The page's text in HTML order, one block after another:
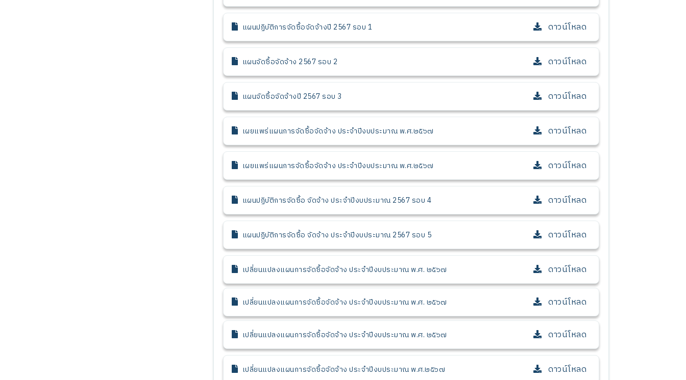
แผนปฏิบัติการจัดซื้อจัดจ้างปี 2567 รอบ 1 ดาวน์โหลด
แผนจัดซื้อจัดจ้าง 2567 รอบ 2 ดาวน์โหลด
แผนจัดซื้อจัดจ้างปี 2567 รอบ 3 ดาวน์โหลด
เผยแพร่แผนการจัดซื้อจัดจ้าง ประจำปีงบประมาณ พ.ศ.๒๕๖๗ ดาวน์โหลด
เผยแพร่แผนการจัดซื้อจัดจ้าง ประจำปีงบประมาณ พ.ศ.๒๕๖๗ ดาวน์โหลด
แผนปฏิบัติการจัดซื้อ จัดจ้าง ประจำปีงบประมาณ 2567 รอบ 4 ดาวน์โหลด
แผนปฏิบัติการจัดซื้อ จัดจ้าง ประจำปีงบประมาณ 2567 รอบ 5 ดาวน์โหลด
เปลี่ยนแปลงแผนการจัดซื้อจัดจ้าง ประจำปีงบประมาณ พ.ศ. ๒๕๖๗ ดาวน์โหลด
เปลี่ยนแปลงแผนการจัดซื้อจัดจ้าง ประจำปีงบประมาณ พ.ศ. ๒๕๖๗ ดาวน์โหลด
เปลี่ยนแปลงแผนการจัดซื้อจัดจ้าง ประจำปีงบประมาณ พ.ศ. ๒๕๖๗ ดาวน์โหลด
เปลี่ยนแปลงแผนการจัดซื้อจัดจ้าง ประจำปีงบประมาณ พ.ศ.๒๕๖๗ ดาวน์โหลด